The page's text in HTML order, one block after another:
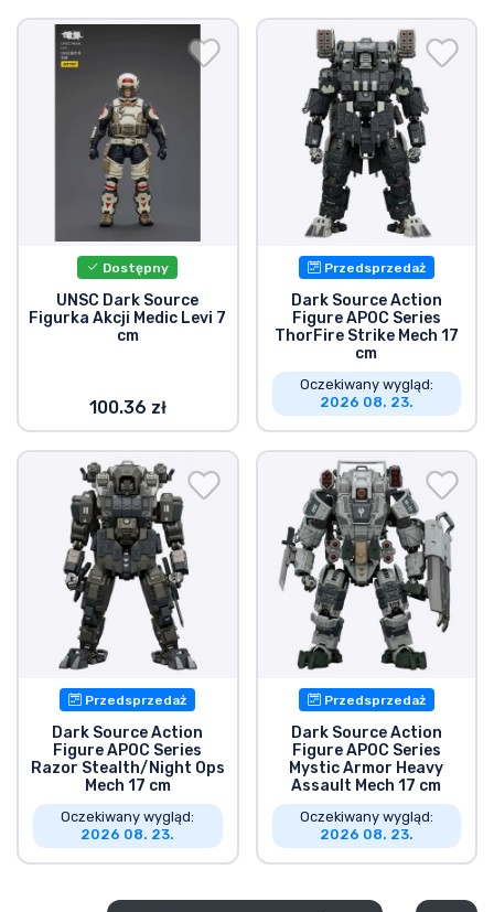
Dostępny
UNSC Dark Source
Figurka Akcji Medic Levi 7
cm
100.36 zł
Przedsprzedaż
Dark Source Action
Figure APOC Series
ThorFire Strike Mech 17
cm
Oczekiwany wygląd:
2026 08. 23.
Przedsprzedaż
Dark Source Action
Figure APOC Series
Razor Stealth/Night Ops
Mech 17 cm
Oczekiwany wygląd:
2026 08. 23.
Przedsprzedaż
Dark Source Action
Figure APOC Series
Mystic Armor Heavy
Assault Mech 17 cm
Oczekiwany wygląd:
2026 08. 23.